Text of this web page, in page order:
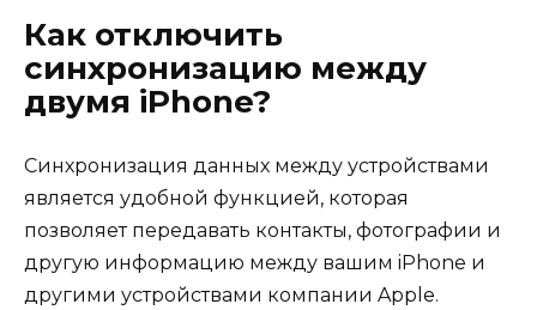
Как отключить
синхронизацию между
двумя iPhone?
Синхронизация данных между устройствами
является удобной функцией, которая
позволяет передавать контакты, фотографии и
другую информацию между вашим iPhone и
другими устройствами компании Apple.